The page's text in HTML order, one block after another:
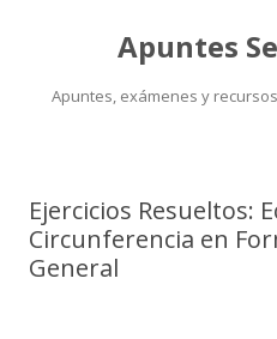
Apuntes
Apuntes, exámenes y
Ejercicios Resueltos:
Circunferencia en
General